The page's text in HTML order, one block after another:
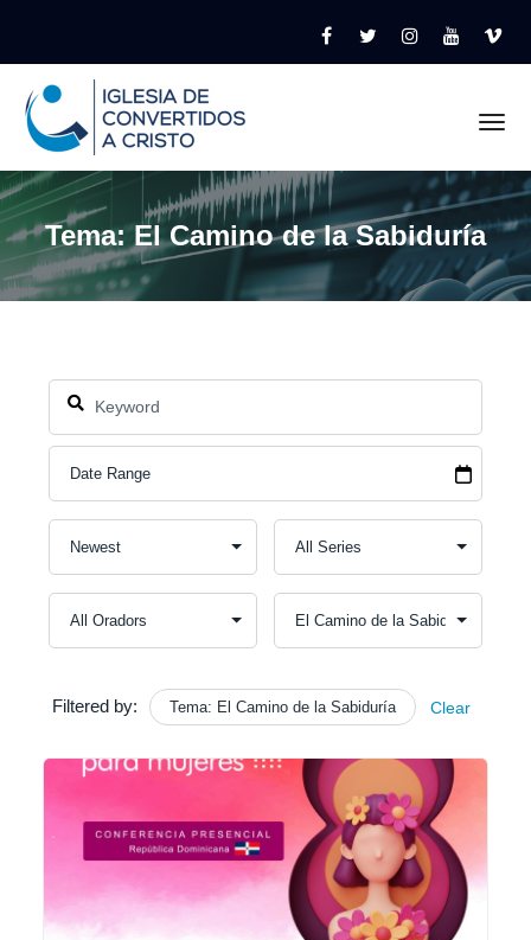
Tema: El Camino de la Sabiduría
Filtered by: Tema: El Camino de la Sabiduría Clear